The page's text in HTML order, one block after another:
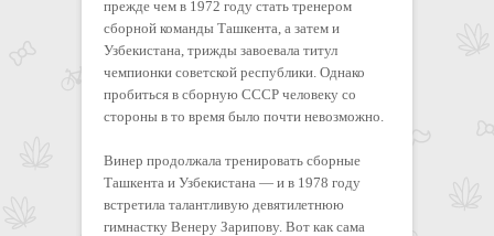
прежде чем в 1972 году стать тренером
сборной команды Ташкента, а затем и
Узбекистана, трижды завоевала титул
чемпионки советской республики. Однако
пробиться в сборную СССР человеку со
стороны в то время было почти невозможно.
Винер продолжала тренировать сборные
Ташкента и Узбекистана — и в 1978 году
встретила талантливую девятилетнюю
гимнастку Венеру Зарипову. Вот как сама